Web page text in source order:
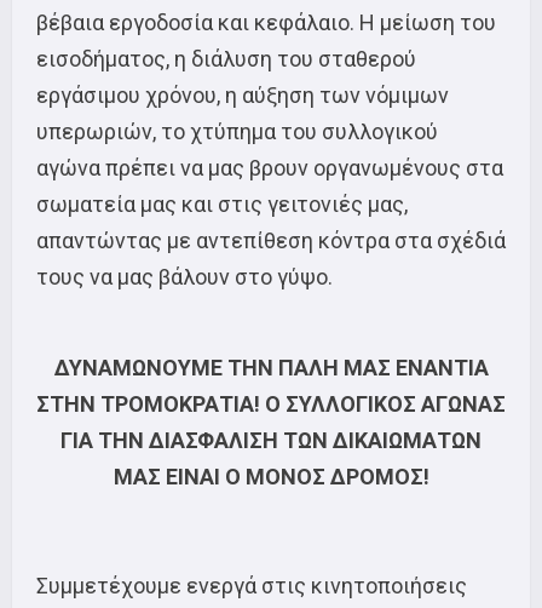
βέβαια εργοδοσία και κεφάλαιο. Η μείωση του
εισοδήματος, η διάλυση του σταθερού
εργάσιμου χρόνου, η αύξηση των νόμιμων
υπερωριών, το χτύπημα του συλλογικού
αγώνα πρέπει να μας βρουν οργανωμένους στα
σωματεία μας και στις γειτονιές μας,
απαντώντας με αντεπίθεση κόντρα στα σχέδιά
τους να μας βάλουν στο γύψο.
ΔΥΝΑΜΩΝΟΥΜΕ ΤΗΝ ΠΑΛΗ ΜΑΣ ΕΝΑΝΤΙΑ
ΣΤΗΝ ΤΡΟΜΟΚΡΑΤΙΑ! Ο ΣΥΛΛΟΓΙΚΟΣ ΑΓΩΝΑΣ
ΓΙΑ ΤΗΝ ΔΙΑΣΦΑΛΙΣΗ ΤΩΝ ΔΙΚΑΙΩΜΑΤΩΝ
ΜΑΣ ΕΙΝΑΙ Ο ΜΟΝΟΣ ΔΡΟΜΟΣ!
Συμμετέχουμε ενεργά στις κινητοποιήσεις